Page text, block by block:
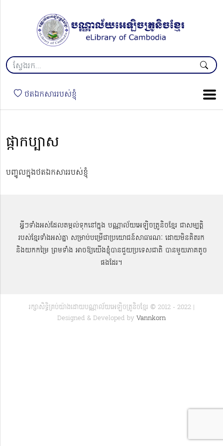
ថតឯកសាររបស់ខ្ញុំ
ផ្កាកប្បាស
បញ្ចូលក្នុងថតឯកសាររបស់ខ្ញុំ
អ្វីៗទាំងអស់ដែលតម្កល់ទុកនៅក្នុង បណ្ណាល័យអេឡិចត្រូនិចខ្មែរ ជាសម្បតិ្ត
របស់ខ្មែរទាំងអស់គ្នា សម្រាប់បម្រើជាប្រយោជន៍សាធារណៈ ដោយមិនគិតរក
និងយកកម្រៃ ព្រមទាំង អាចឱ្យយើងខ្ញុំបានជួយប្រទេសជាតិ បានមួយភាគតូច
ផងដែរ។
រក្សាសិទ្ធិគ្រប់យ៉ាងដោយបណ្ណាល័យអេឡិចត្រូនិចខ្មែរ © 2012 - 2022 |
Designed & Developed by Vannkorn